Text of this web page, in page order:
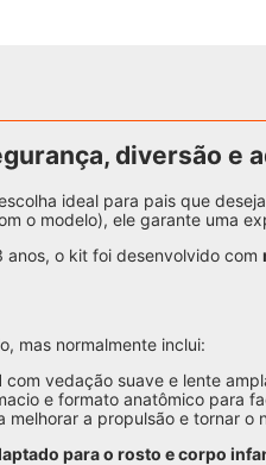
diversão e
ideal para pais que
o modelo), ele garante uma
o kit foi desenvolvido com
mas normalmente inclui:
com vedação suave e lente
e formato anatômico para
melhorar a propulsão e tornar o
para o rosto e corpo